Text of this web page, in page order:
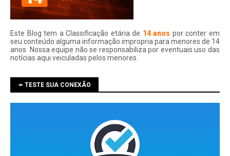
Este Blog tem a Classificação etária de 14 anos por conter em
seu conteúdo alguma informação impropria para menores de 14
anos. Nossa equipe não se responsabiliza por eventuais uso das
notí­cias aqui veiculadas pelos menores.
➛ TESTE SUA CONEXÃO